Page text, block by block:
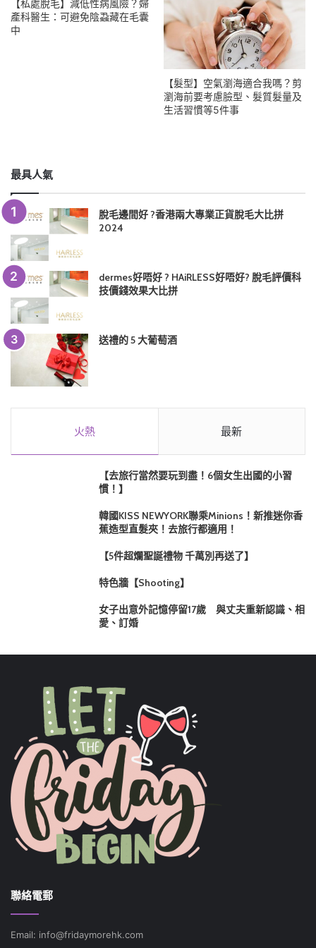
【私處脫毛】減低性病風險？婦
產科醫生：可避免陰蝨藏在毛囊
中
【髮型】空氣瀏海適合我嗎？剪
瀏海前要考慮臉型、髮質髮量及
生活習慣等5件事
最具人氣
脫毛邊間好 ?香港兩大專業正貨脫毛大比拼
2024
dermes好唔好 ? HAiRLESS好唔好? 脫毛評價科
技價錢效果大比拼
送禮的 5 大葡萄酒
火熱 最新
【去旅行當然要玩到盡！6個女生出國的小習
慣！】
韓國KISS NEWYORK聯乘Minions！新推迷你香
蕉造型直髮夾！去旅行都適用！
【5件超爛聖誕禮物 千萬別再送了】
特色牆【Shooting】
女子出意外記憶停留17歲 與丈夫重新認識、相
愛、訂婚
聯絡電郵
Email: info@fridaymorehk.com